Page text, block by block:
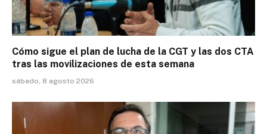
Cómo sigue el plan de lucha de la CGT y las dos CTA
tras las movilizaciones de esta semana
sábado, 8 agosto 2026